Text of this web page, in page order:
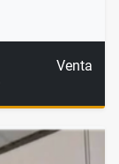
Venta